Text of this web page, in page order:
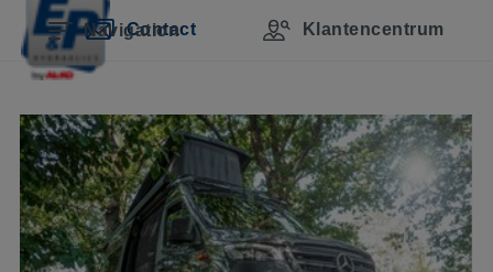
Navigatie overslaan
Naar hoofdinhoud
Naar hoofdnavigatie gaan
InhoudsopgaveNavigation
Contact Klantencentrum